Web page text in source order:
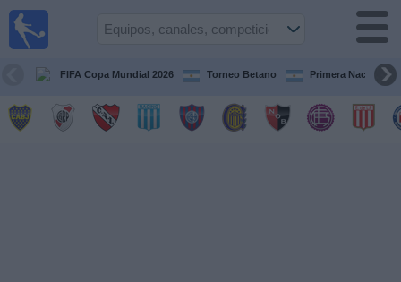
FIFA Copa Mundial 2026 Torneo Betano Primera Nacional
Fútbol en
Guía de
Televisados